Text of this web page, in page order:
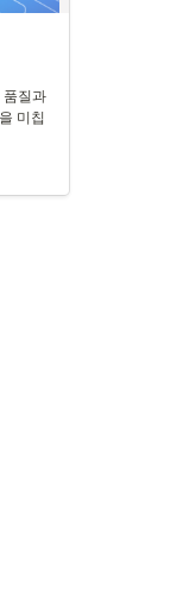
디바이
들어,
니다.
구현
다면,
품질과
미칩